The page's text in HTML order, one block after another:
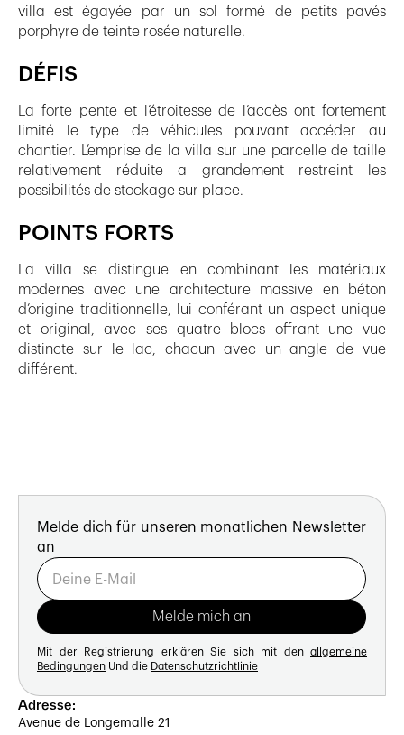
villa est égayée par un sol formé de petits pavés
porphyre de teinte rosée naturelle.
DÉFIS
La forte pente et l’étroitesse de l’accès ont fortement
limité le type de véhicules pouvant accéder au
chantier. L’emprise de la villa sur une parcelle de taille
relativement réduite a grandement restreint les
possibilités de stockage sur place.
POINTS FORTS
La villa se distingue en combinant les matériaux
modernes avec une architecture massive en béton
d’origine traditionnelle, lui conférant un aspect unique
et original, avec ses quatre blocs offrant une vue
distincte sur le lac, chacun avec un angle de vue
différent.
Melde dich für unseren monatlichen Newsletter
an
Mit der Registrierung erklären Sie sich mit den allgemeine
Bedingungen Und die Datenschutzrichtlinie
Adresse:
Avenue de Longemalle 21